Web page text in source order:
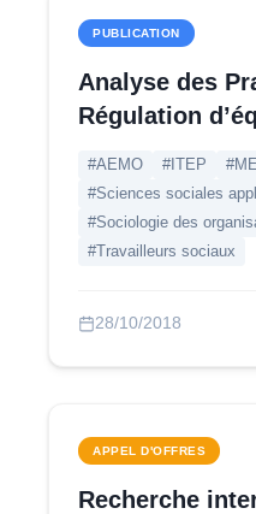
PUBLICATION
Analyse des
Régulation
#AEMO #ITEP
#Sciences sociales
#Sociologie des
#Travailleurs sociaux
28/10/2018
APPEL D'OFFRES
Recherche